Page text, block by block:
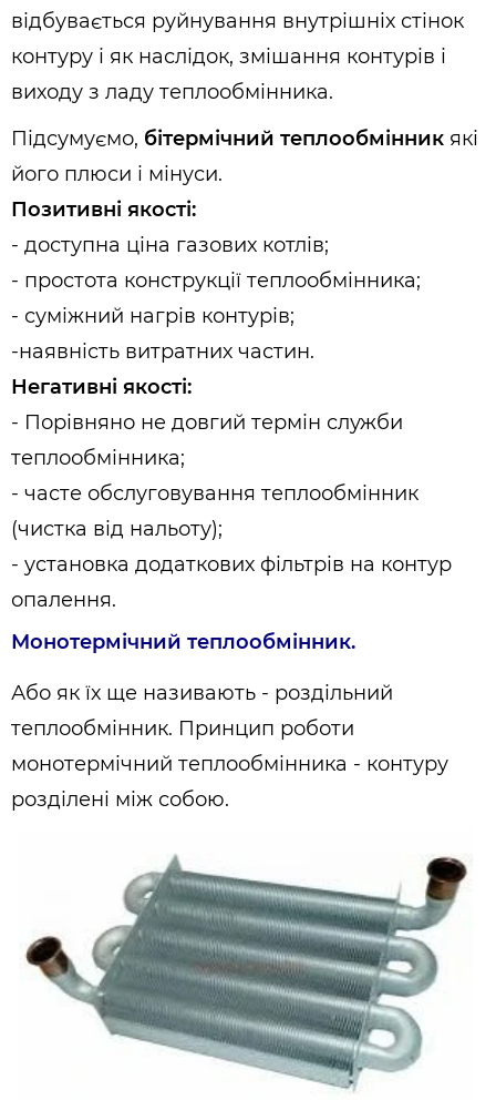
відбувається руйнування внутрішніх стінок
контуру і як наслідок, змішання контурів і
виходу з ладу теплообмінника.
Підсумуємо, бітермічний теплообмінник які
його плюси і мінуси.
Позитивні якості:
- доступна ціна газових котлів;
- простота конструкції теплообмінника;
- суміжний нагрів контурів;
-наявність витратних частин.
Негативні якості:
- Порівняно не довгий термін служби
теплообмінника;
- часте обслуговування теплообмінник
(чистка від нальоту);
- установка додаткових фільтрів на контур
опалення.
Монотермічний теплообмінник.
Або як їх ще називають - роздільний
теплообмінник. Принцип роботи
монотермічний теплообмінника - контуру
розділені між собою.